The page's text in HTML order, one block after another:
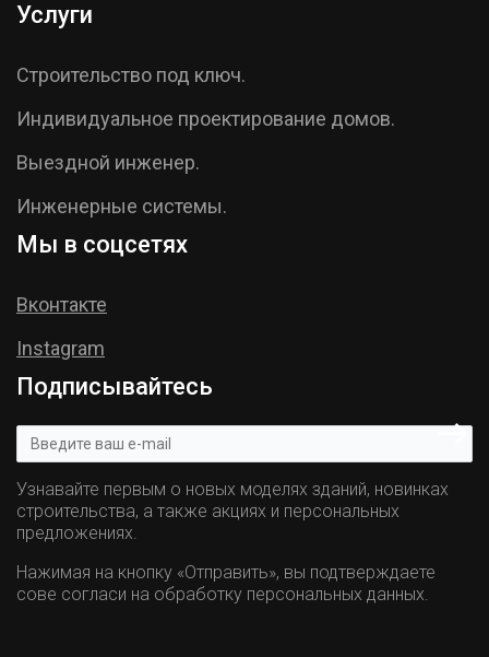
Услуги
Строительство под ключ.
Индивидуальное проектирование домов.
Выездной инженер.
Инженерные системы.
Мы в соцсетях
Вконтакте
Instagram
Подписывайтесь
Узнавайте первым о новых моделях зданий, новинках
строительства, а также акциях и персональных
предложениях.
Нажимая на кнопку «Отправить», вы подтверждаете
сове согласи на обработку персональных данных.